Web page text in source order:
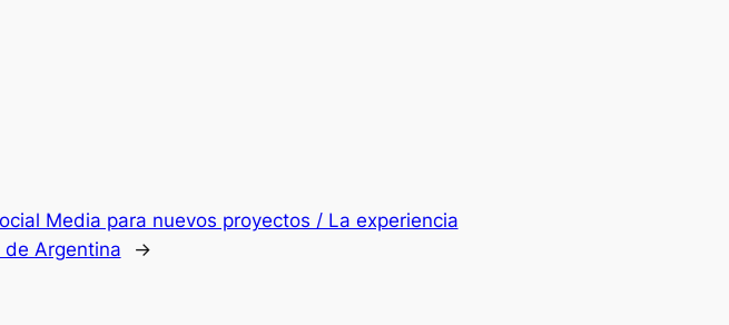
Media para nuevos proyectos / La experiencia
Argentina
→